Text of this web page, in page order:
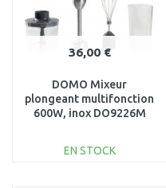
36,00 €
DOMO Mixeur
plongeant multifonction
600W, inox DO9226M
EN STOCK